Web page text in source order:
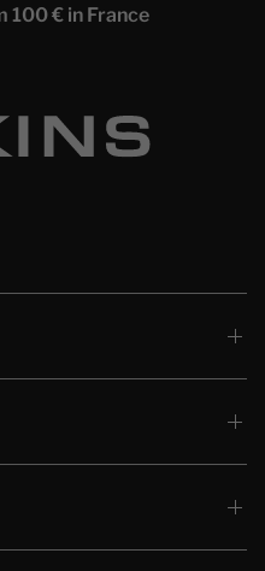
100 € in France